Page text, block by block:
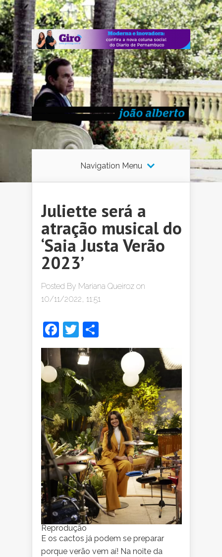
Navigation Menu
Juliette será a
atração musical do
‘Saia Justa Verão
2023’
Posted By Mariana Queiroz on
10/11/2022, 11:51
Facebook
Twitter
Reprodução
E os cactos já podem se preparar
porque verão vem aí! Na noite da